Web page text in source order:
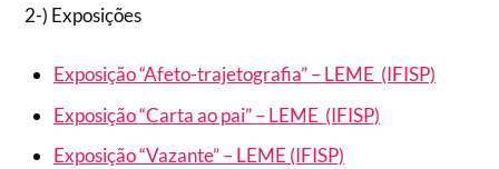
2-) Exposições
Exposição “Afeto-trajetografia” – LEME (IFISP)
Exposição “Carta ao pai” – LEME (IFISP)
Exposição “Vazante” – LEME (IFISP)